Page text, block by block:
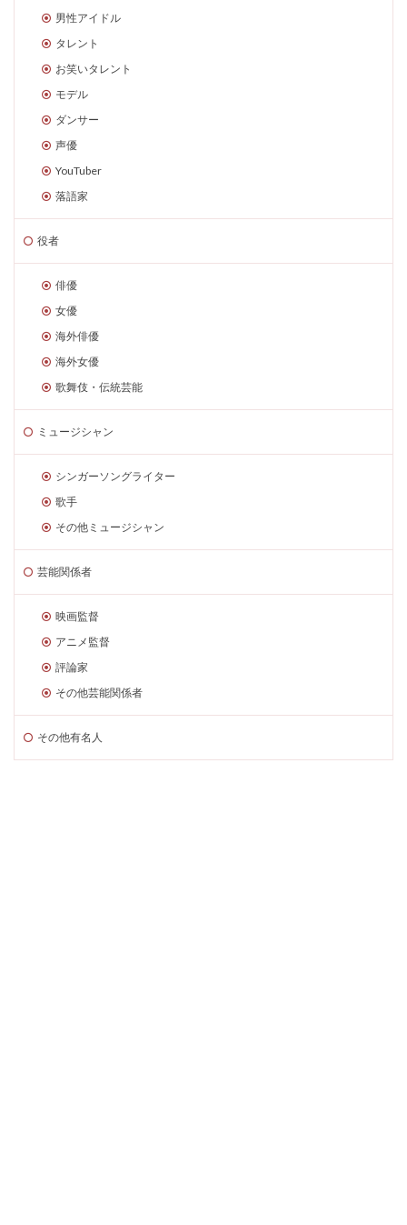
男性アイドル
タレント
お笑いタレント
モデル
ダンサー
声優
YouTuber
落語家
役者
俳優
女優
海外俳優
海外女優
歌舞伎・伝統芸能
ミュージシャン
シンガーソングライター
歌手
その他ミュージシャン
芸能関係者
映画監督
アニメ監督
評論家
その他芸能関係者
その他有名人